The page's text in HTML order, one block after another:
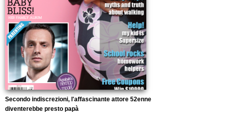
Secondo indiscrezioni, l'affascinante attore 52enne
diventerebbe presto papà